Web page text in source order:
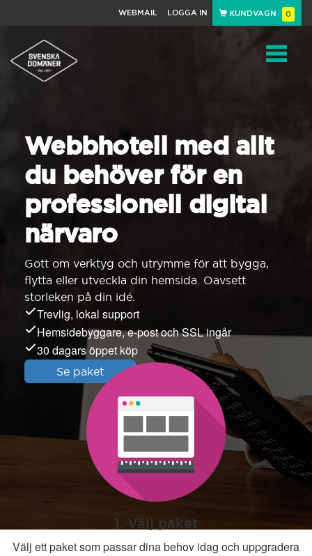
WEBMAIL LOGGA IN KUNDVAGN 0
Webbhotell med allt
du behöver för en
professionell digital
närvaro
Gott om verktyg och utrymme för att bygga,
flytta eller utveckla din hemsida. Oavsett
storleken på din idé.
Trevlig, lokal support
Hemsidebyggare, e-post och SSL ingår
30 dagars öppet köp
Se paket
1. Välj paket
Välj ett paket som passar dina behov idag och uppgradera